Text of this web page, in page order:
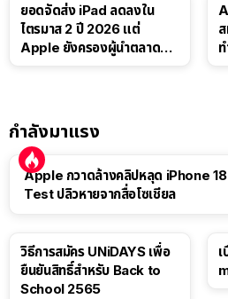
ยอดจัดส่ง iPad ลดลงใน
ไตรมาส 2 ปี 2026 แต่
Apple ยังครองผู้นำตลาด
กำลังมาแรง
Apple กวาดล้างคลิปหลุด iPhone
Test ปลิวหายจากสื่อโซเชียล
วิธีการสมัคร UNiDAYS เพื่อ
ยืนยันสิทธิ์สำหรับ Back to
School 2565